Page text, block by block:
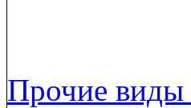
Прочие виды